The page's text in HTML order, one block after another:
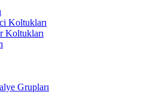
Koltukları
Koltukları
Grupları